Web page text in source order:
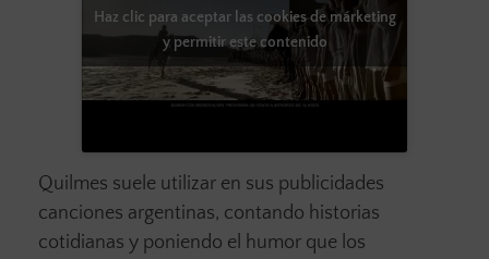
Haz clic para aceptar las cookies de márketing
y permitir este contenido
Quilmes suele utilizar en sus publicidades
canciones argentinas, contando historias
cotidianas y poniendo el humor que los